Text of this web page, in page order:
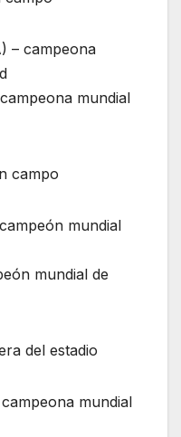
– campeona
mundial
campo
mundial
mundial de
del estadio
mundial